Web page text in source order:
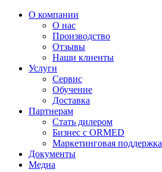
О компании
О нас
Производство
Отзывы
Наши клиенты
Услуги
Сервис
Обучение
Доставка
Партнерам
Стать дилером
Бизнес с ORMED
Маркетинговая поддержка
Документы
Медиа